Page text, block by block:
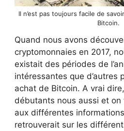
Il n’est pas toujours facile de
Bitcoin.
Quand nous avons
cryptomonnaies en 2017,
existait des périodes de
intéressantes que d’autres
achat de Bitcoin. A vrai
débutants nous aussi et
aux différentes informations
retrouverait sur les